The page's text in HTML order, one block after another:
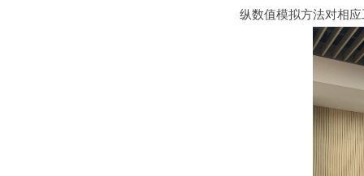
纵数值模拟方法对相